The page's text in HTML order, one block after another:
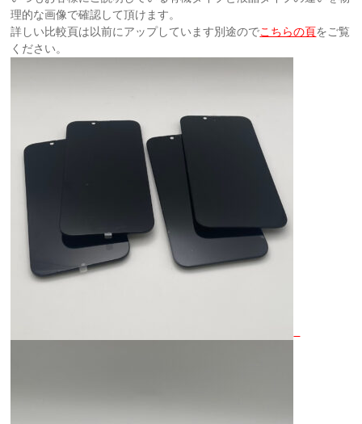
理的な画像で確認して頂けます。
詳しい比較頁は以前にアップしています別途のでこちらの頁をご覧
ください。